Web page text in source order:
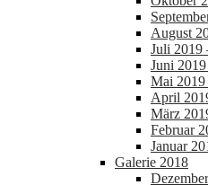
August
Juli 2019
Juni
Mai
April
März
Februar
Januar
Galerie 2018